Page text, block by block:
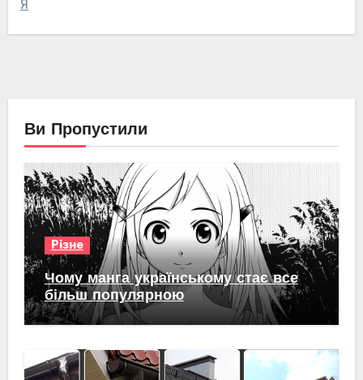
Я
Ви Пропустили
Різне
Чому манга українському стає все
більш популярною